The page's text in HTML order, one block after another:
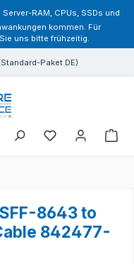
RAM, CPUs, SSDs und
kommen. Für
uns bitte frühzeitig.
Paket DE)
Sie haben 0
8643 to
842477-